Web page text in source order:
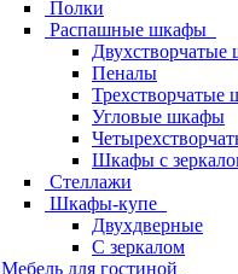
Полки
Распашные шкафы
Пеналы
Трехстворчатые
Угловые шкафы
Шкафы с
Стеллажи
Шкафы-купе
Двухдверные
С зеркалом
Мебель для гостиной